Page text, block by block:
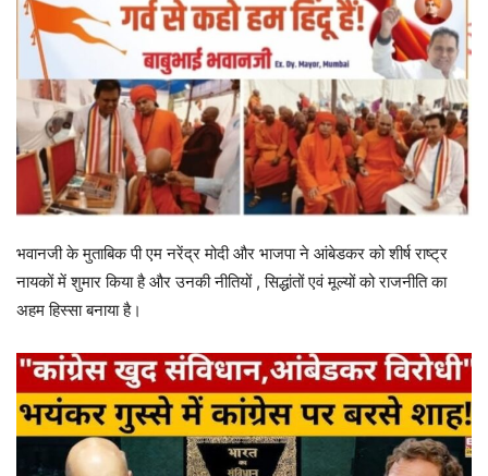
भवानजी के मुताबिक पी एम नरेंद्र मोदी और भाजपा ने आंबेडकर को शीर्ष राष्ट्र
नायकों में शुमार किया है और उनकी नीतियों , सिद्धांतों एवं मूल्यों को राजनीति का
अहम हिस्सा बनाया है।